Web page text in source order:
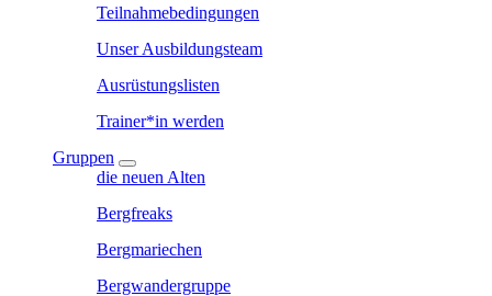
Teilnahmebedingungen
Unser Ausbildungsteam
Ausrüstungslisten
Trainer*in werden
Gruppen
die neuen Alten
Bergfreaks
Bergmariechen
Bergwandergruppe